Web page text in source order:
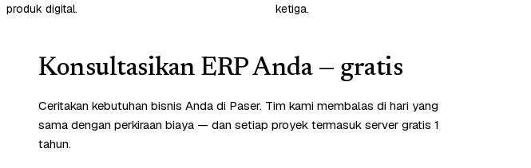
produk digital.
ketiga.
Konsultasikan ERP Anda — gratis
Ceritakan kebutuhan bisnis Anda di Paser. Tim kami membalas di hari yang
sama dengan perkiraan biaya — dan setiap proyek termasuk server gratis 1
tahun.